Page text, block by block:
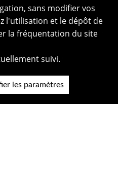
sans modifier vos
l'utilisation et le dépôt de
la fréquentation du site
suivi.
les paramètres